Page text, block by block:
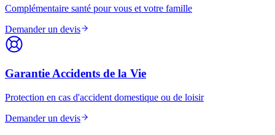
Complémentaire santé pour vous et votre famille
Demander un devis
Garantie Accidents de la Vie
Protection en cas d'accident domestique ou de loisir
Demander un devis